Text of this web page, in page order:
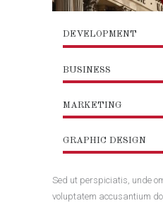
DEVELOPMENT
BUSINESS
MARKETING
GRAPHIC DESIGN
Sed ut perspiciatis, unde
voluptatem accusantium